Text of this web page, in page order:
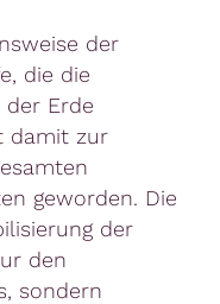
der
die die
Erde
damit zur
geworden. Die
der
den
sondern